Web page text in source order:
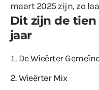
maart 2025 zijn, zo
Dit zijn de
jaar
De Wieërter
Wieërter Mix